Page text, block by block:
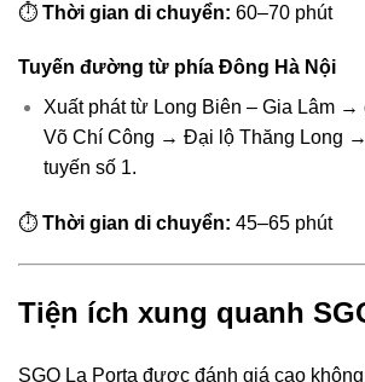
⏱ Thời gian di chuyển: 60–70 phút
Tuyến đường từ phía Đông Hà Nội
Xuất phát từ Long Biên – Gia Lâm
Võ Chí Công → Đại lộ Thăng Long
tuyến số 1.
⏱ Thời gian di chuyển: 45–65 phút
Tiện ích xung quanh
SGO La Porta được đánh giá cao